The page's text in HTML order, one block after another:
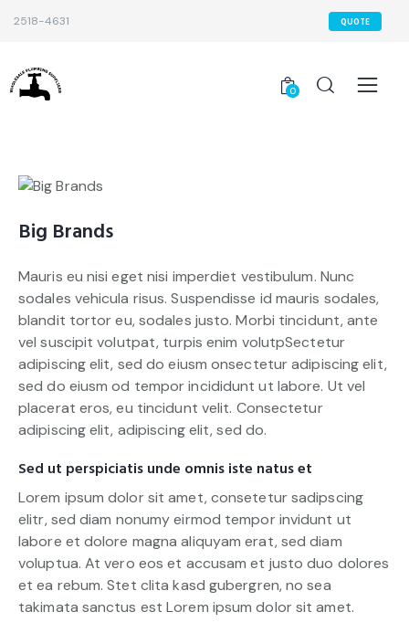
2518-4631 QUOTE
0
Big Brands
Mauris eu nisi eget nisi imperdiet vestibulum. Nunc
sodales vehicula risus. Suspendisse id mauris sodales,
blandit tortor eu, sodales justo. Morbi tincidunt, ante
vel suscipit volutpat, turpis enim volutpSectetur
adipiscing elit, sed do eiusm onsectetur adipiscing elit,
sed do eiusm od tempor incididunt ut labore. Ut vel
placerat eros, eu tincidunt velit. Consectetur
adipiscing elit, adipiscing elit, sed do.
Sed ut perspiciatis unde omnis iste natus et
Lorem ipsum dolor sit amet, consetetur sadipscing
elitr, sed diam nonumy eirmod tempor invidunt ut
labore et dolore magna aliquyam erat, sed diam
voluptua. At vero eos et accusam et justo duo dolores
et ea rebum. Stet clita kasd gubergren, no sea
takimata sanctus est Lorem ipsum dolor sit amet.